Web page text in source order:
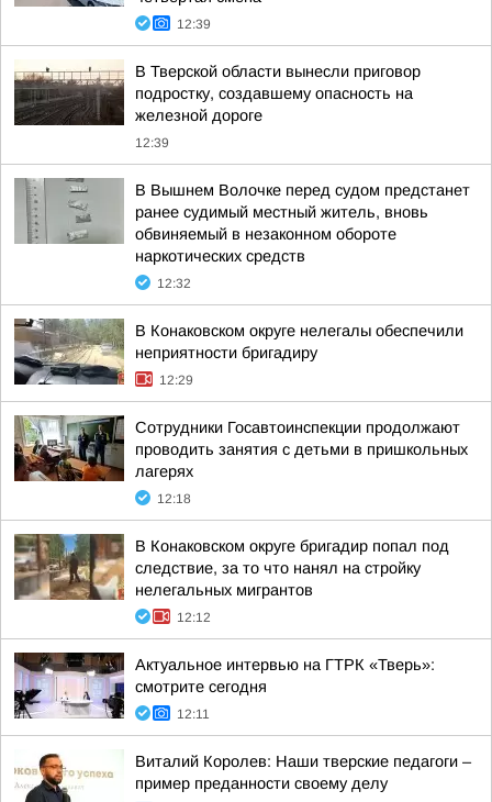
12:39
В Тверской области вынесли приговор
подростку, создавшему опасность на
железной дороге
12:39
В Вышнем Волочке перед судом предстанет
ранее судимый местный житель, вновь
обвиняемый в незаконном обороте
наркотических средств
12:32
В Конаковском округе нелегалы обеспечили
неприятности бригадиру
12:29
Сотрудники Госавтоинспекции продолжают
проводить занятия с детьми в пришкольных
лагерях
12:18
В Конаковском округе бригадир попал под
следствие, за то что нанял на стройку
нелегальных мигрантов
12:12
Актуальное интервью на ГТРК «Тверь»:
смотрите сегодня
12:11
Виталий Королев: Наши тверские педагоги –
пример преданности своему делу